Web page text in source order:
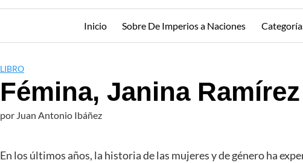
Inicio Sobre De Imperios a Naciones
LIBRO
Fémina, Janina Ramírez
por Juan Antonio Ibáñez
En los últimos años, la historia de las mujeres y de género ha